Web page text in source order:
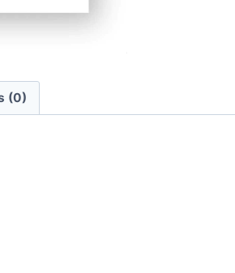
(0)